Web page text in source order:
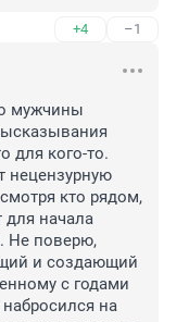
+4 –1
мужчины
для кого-то.
нецензурную
кто рядом,
начала
Не поверю,
и создающий
с годами
на